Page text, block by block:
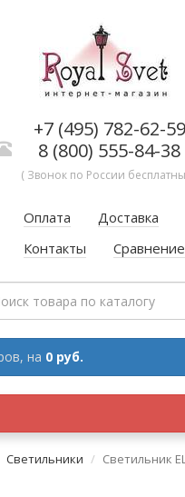
+7 (495) 782-62-59
8 (800) 555-84-38
( Звонок по России
Оплата Доставка
Контакты
Сравнение
на 0 руб.
Светильники
Светильник